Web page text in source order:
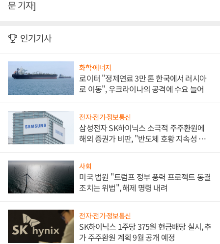
문 기자]
인기기사
화학·에너지
로이터 "정제연료 3만 톤 한국에서 러시아
로 이동", 우크라이나의 공격에 수요 늘어
전자·전기·정보통신
삼성전자 SK하이닉스 소극적 주주환원에
해외 증권가 비판, "반도체 호황 지속성 의
사회
미국 법원 "트럼프 정부 풍력 프로젝트 동결
조치는 위법", 해제 명령 내려
전자·전기·정보통신
SK하이닉스 1주당 375원 현금배당 실시, 추
가 주주환원 계획 9월 공개 예정